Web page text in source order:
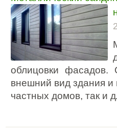
облицовки
внешний вид здания и
частных домов, так и